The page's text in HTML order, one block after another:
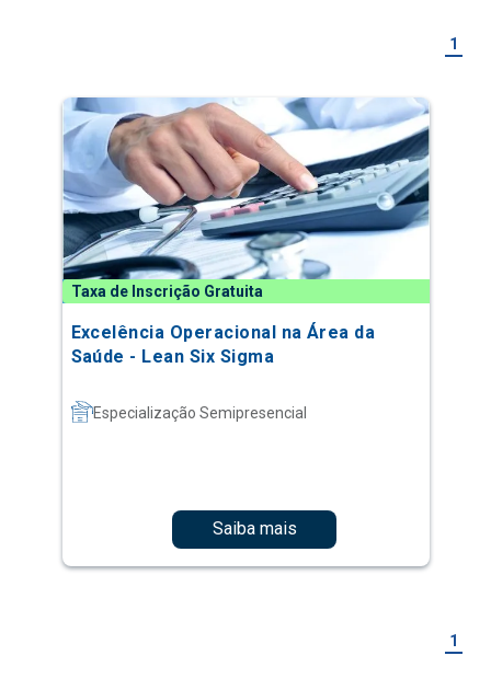
1
Taxa de Inscrição Gratuita
Excelência Operacional na Área da
Saúde - Lean Six Sigma
Especialização Semipresencial
Saiba mais
1